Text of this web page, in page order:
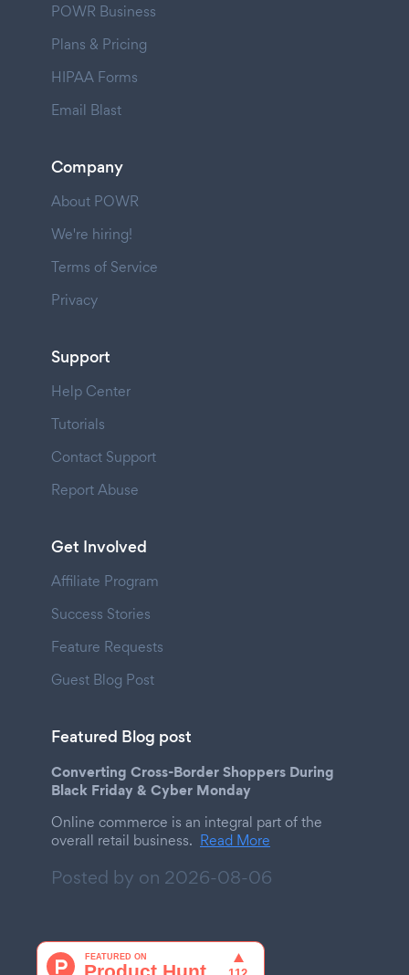
POWR Business
Plans & Pricing
HIPAA Forms
Email Blast
Company
About POWR
We're hiring!
Terms of Service
Privacy
Support
Help Center
Tutorials
Contact Support
Report Abuse
Get Involved
Affiliate Program
Success Stories
Feature Requests
Guest Blog Post
Featured Blog post
Converting Cross-Border Shoppers During
Black Friday & Cyber Monday
Online commerce is an integral part of the
overall retail business. Read More
Posted by on 2026-08-06